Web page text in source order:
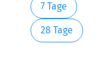
7 Tage
28 Tage